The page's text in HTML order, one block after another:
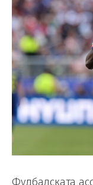
Фудбалската